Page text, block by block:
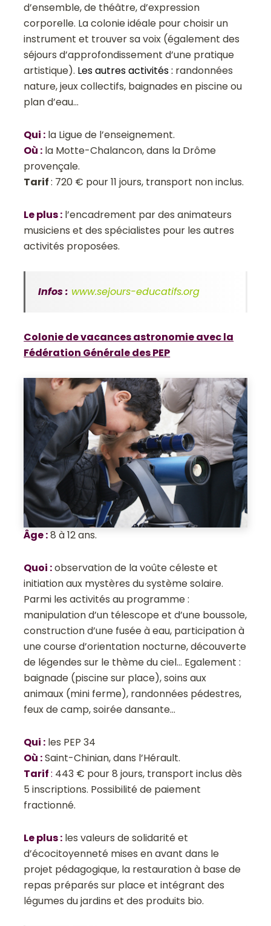
d’ensemble, de théâtre, d’expression
corporelle. La colonie idéale pour choisir un
instrument et trouver sa voix (également des
séjours d’approfondissement d’une pratique
artistique). Les autres activités : randonnées
nature, jeux collectifs, baignades en piscine ou
plan d’eau…
Qui : la Ligue de l’enseignement.
Où : la Motte-Chalancon, dans la Drôme
provençale.
Tarif: 720 € pour 11 jours, transport non inclus.
Le plus: l’encadrement par des animateurs
musiciens et des spécialistes pour les autres
activités proposées.
Infos : www.sejours-educatifs.org
Colonie de vacances astronomie avec la
Fédération Générale des PEP
Âge:8 à 12 ans.
Quoi :observation de la voûte céleste et
initiation aux mystères du système solaire.
Parmi les activités au programme :
manipulation d’un télescope et d’une boussole,
construction d’une fusée à eau, participation à
une course d’orientation nocturne, découverte
de légendes sur le thème du ciel… Egalement :
baignade (piscine sur place), soins aux
animaux (mini ferme), randonnées pédestres,
feux de camp, soirée dansante…
Qui : les PEP 34
Où :Saint-Chinian, dans l’Hérault.
Tarif: 443 € pour 8 jours, transport inclus dès
5 inscriptions. Possibilité de paiement
fractionné.
Le plus: les valeurs de solidarité et
d’écocitoyenneté mises en avant dans le
projet pédagogique, la restauration à base de
repas préparés sur place et intégrant des
légumes du jardins et des produits bio.